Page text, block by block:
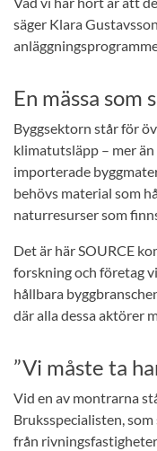
säger Klara
En mässa som
Byggsektorn står för
klimatutsläpp – mer
importerade
behövs material som
naturresurser som
Det är här SOURCE
forskning och företag
hållbara
där alla dessa aktörer
”Vi måste ta
Vid en av montrarna
Bruksspecialisten,
från